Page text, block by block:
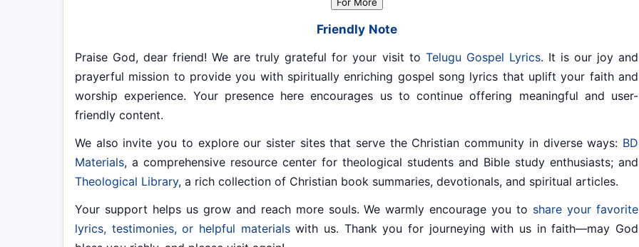
Friendly Note
Praise God, dear friend! We are truly grateful for your visit to Telugu Gospel Lyrics. It is our joy and
prayerful mission to provide you with spiritually enriching gospel song lyrics that uplift your faith and
worship experience. Your presence here encourages us to continue offering meaningful and user-
friendly content.
We also invite you to explore our sister sites that serve the Christian community in diverse ways: BD
Materials, a comprehensive resource center for theological students and Bible study enthusiasts; and
Theological Library, a rich collection of Christian book summaries, devotionals, and spiritual articles.
Your support helps us grow and reach more souls. We warmly encourage you to share your favorite
lyrics, testimonies, or helpful materialswith us. Thank you for journeying with us in faith—may God